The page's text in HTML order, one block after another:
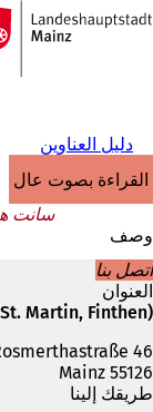
الانتقال إلى
إلى
الصفحة
دليل العناوين
القراءة بصوت عالٍ
سانت
وصف
اتصل بنا
العنوان
Martin, Finthen)
46
55126 Mainz
طريقك إلينا